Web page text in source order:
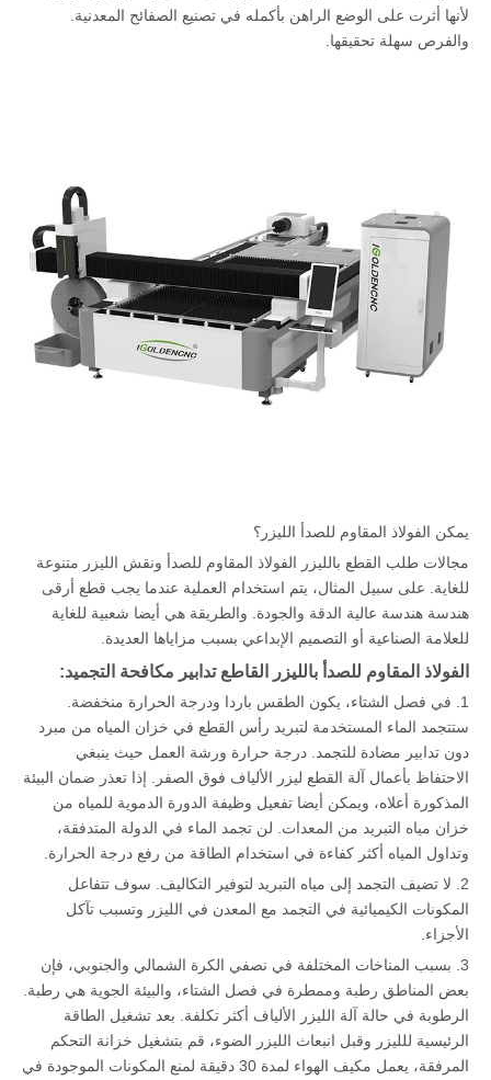
لأنها أثرت على الوضع الراهن بأكمله في تصنيع الصفائح المعدنية.
والفرص سهلة تحقيقها.
يمكن الفولاذ المقاوم للصدأ الليزر؟
مجالات طلب القطع بالليزر الفولاذ المقاوم للصدأ ونقش الليزر متنوعة
للغاية. على سبيل المثال، يتم استخدام العملية عندما يجب قطع أرقى
هندسة هندسة عالية الدقة والجودة. والطريقة هي أيضا شعبية للغاية
للعلامة الصناعية أو التصميم الإبداعي بسبب مزاياها العديدة.
الفولاذ المقاوم للصدأ بالليزر القاطع تدابير مكافحة التجميد:
1. في فصل الشتاء، يكون الطقس باردا ودرجة الحرارة منخفضة.
ستتجمد الماء المستخدمة لتبريد رأس القطع في خزان المياه من مبرد
دون تدابير مضادة للتجمد. درجة حرارة ورشة العمل حيث ينبغي
الاحتفاظ بأعمال آلة القطع ليزر الألياف فوق الصفر. إذا تعذر ضمان البيئة
المذكورة أعلاه، ويمكن أيضا تفعيل وظيفة الدورة الدموية للمياه من
خزان مياه التبريد من المعدات. لن تجمد الماء في الدولة المتدفقة،
وتداول المياه أكثر كفاءة في استخدام الطاقة من رفع درجة الحرارة.
2. لا تضيف التجمد إلى مياه التبريد لتوفير التكاليف. سوف تتفاعل
المكونات الكيميائية في التجمد مع المعدن في الليزر وتسبب تآكل
الأجزاء.
3. بسبب المناخات المختلفة في نصفي الكرة الشمالي والجنوبي، فإن
بعض المناطق رطبة وممطرة في فصل الشتاء، والبيئة الجوية هي رطبة.
الرطوبة في حالة آلة الليزر الألياف أكثر تكلفة. بعد تشغيل الطاقة
الرئيسية للليزر وقبل انبعاث الليزر الضوء، قم بتشغيل خزانة التحكم
المرفقة، يعمل مكيف الهواء لمدة 30 دقيقة لمنع المكونات الموجودة في